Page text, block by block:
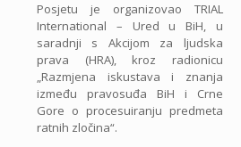
Posjetu je organizovao TRIAL
International – Ured u BiH, u
saradnji s Akcijom za ljudska
prava (HRA), kroz radionicu
„Razmjena iskustava i znanja
između pravosuđa BiH i Crne
Gore o procesuiranju predmeta
ratnih zločina“.